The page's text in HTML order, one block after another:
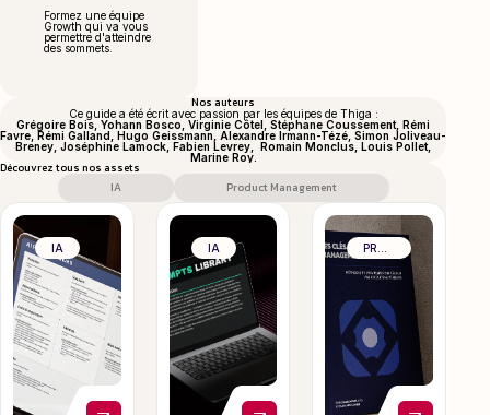
Formez une équipe
Growth qui va vous
permettre d'atteindre
des sommets.
Nos auteurs
Ce guide a été écrit avec passion par les équipes de Thiga :
Grégoire Bois, Yohann Bosco, Virginie Côtel, Stéphane Coussement, Rémi
Favre, Rémi Galland, Hugo Geissmann, Alexandre Irmann-Tézé, Simon Joliveau-
Breney, Joséphine Lamock, Fabien Levrey, Romain Monclus, Louis Pollet,
Marine Roy.
Découvrez tous nos assets
IA
Product Management
IA IA